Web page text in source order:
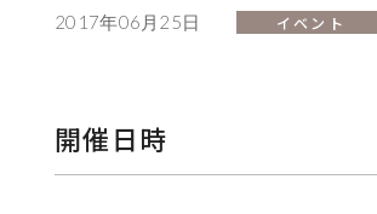
2017年06月25日 イベント
開催日時